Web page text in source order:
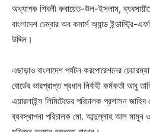
অধ্যাপক শিবলী রুবায়েত-উল-ইসলাম,
বাংলাদেশ চেম্বার অব কমার্স অ্যান্ড ইন্ডাস্ট্রি-
উদ্দিন।
এছাড়াও বাংলাদেশ পর্যটন করপোরেশনের
বোর্ডের ভারপ্রাপ্ত প্রধান নির্বাহী কর্মকর্তা আবু
এয়ারলাইন্স লিমিটেডের পরিচালক প্রশাসন
ব্যবস্থাপনা পরিচালক মো. আব্দুল্লাহ আল মামুন